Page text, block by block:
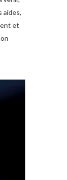
aides,
et